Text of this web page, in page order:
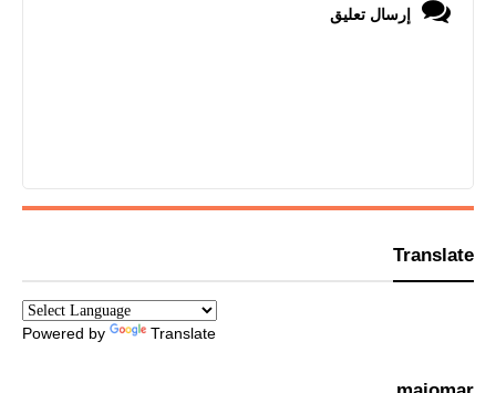
إرسال تعليق
Translate
Powered by Translate